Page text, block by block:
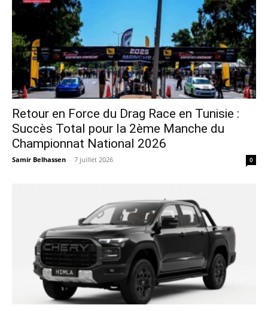
Retour en Force du Drag Race en Tunisie :
Succès Total pour la 2ème Manche du
Championnat National 2026
Samir Belhassen - 7 juillet 2026 0